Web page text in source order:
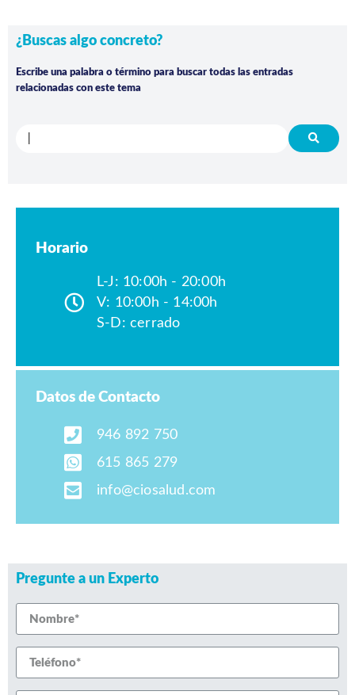
¿Buscas algo concreto?
Escribe una palabra o término para buscar todas las entradas
relacionadas con este tema
Horario
L-J: 10:00h - 20:00h
V: 10:00h - 14:00h
S-D: cerrado
Datos de Contacto
946 892 750
615 865 279
info@ciosalud.com
Pregunte a un Experto